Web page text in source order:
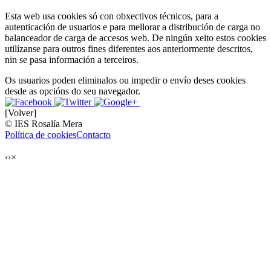
Esta web usa cookies só con obxectivos técnicos, para a
autenticación de usuarios e para mellorar a distribución de carga no
balanceador de carga de accesos web. De ningún xeito estos cookies
utilízanse para outros fines diferentes aos anteriormente descritos,
nin se pasa información a terceiros.
Os usuarios poden eliminalos ou impedir o envío deses cookies
desde as opcións do seu navegador.
[Volver]
© IES Rosalía Mera
Política de cookiesContacto
‹›×